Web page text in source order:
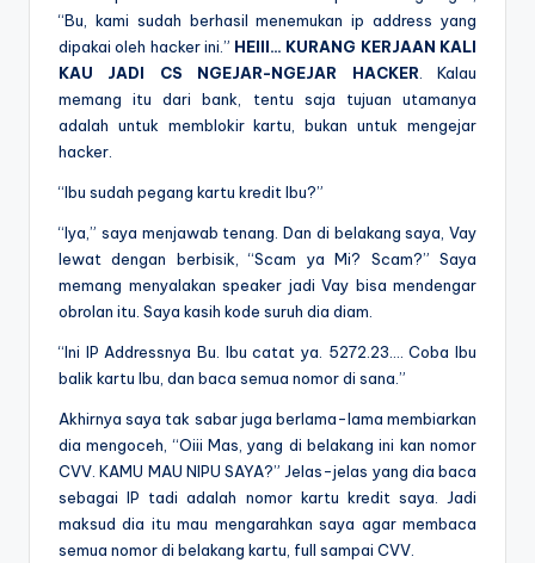
“Bu, kami sudah berhasil menemukan ip address yang
dipakai oleh hacker ini.” HEIII… KURANG KERJAAN KALI
KAU JADI CS NGEJAR-NGEJAR HACKER . Kalau
memang itu dari bank, tentu saja tujuan utamanya
adalah untuk memblokir kartu, bukan untuk mengejar
hacker.
“Ibu sudah pegang kartu kredit Ibu?”
“Iya,” saya menjawab tenang. Dan di belakang saya, Vay
lewat dengan berbisik, “Scam ya Mi? Scam?” Saya
memang menyalakan speaker jadi Vay bisa mendengar
obrolan itu. Saya kasih kode suruh dia diam.
“Ini IP Addressnya Bu. Ibu catat ya. 5272.23…. Coba Ibu
balik kartu Ibu, dan baca semua nomor di sana.”
Akhirnya saya tak sabar juga berlama-lama membiarkan
dia mengoceh, “Oiii Mas, yang di belakang ini kan nomor
CVV. KAMU MAU NIPU SAYA?” Jelas-jelas yang dia baca
sebagai IP tadi adalah nomor kartu kredit saya. Jadi
maksud dia itu mau mengarahkan saya agar membaca
semua nomor di belakang kartu, full sampai CVV.